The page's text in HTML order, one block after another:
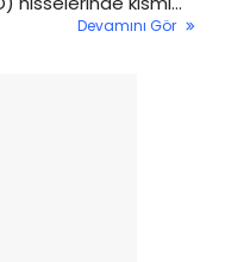
Devamını Gör